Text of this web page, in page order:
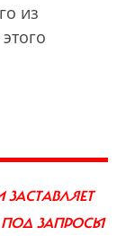
из
ЗАПРОСЫ